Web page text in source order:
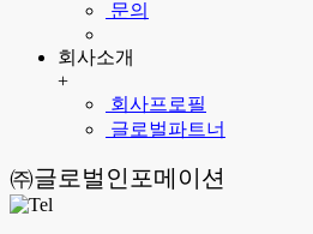
문의
회사소개
+
회사프로필
글로벌파트너
㈜글로벌인포메이션